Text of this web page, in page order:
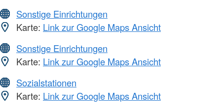
Sonstige Einrichtungen
Karte: Link zur Google Maps Ansicht
Sonstige Einrichtungen
Karte: Link zur Google Maps Ansicht
Sozialstationen
Karte: Link zur Google Maps Ansicht